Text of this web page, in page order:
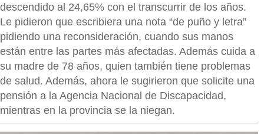
descendido al 24,65% con el transcurrir de los años.
Le pidieron que escribiera una nota “de puño y letra”
pidiendo una reconsideración, cuando sus manos
están entre las partes más afectadas. Además cuida a
su madre de 78 años, quien también tiene problemas
de salud. Además, ahora le sugirieron que solicite una
pensión a la Agencia Nacional de Discapacidad,
mientras en la provincia se la niegan.